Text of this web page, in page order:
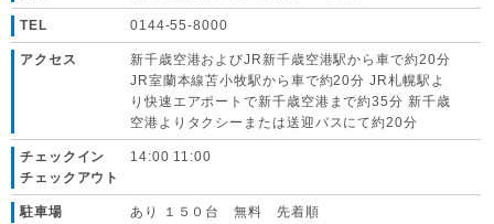
TEL 0144-55-8000
アクセス
新千歳空港およびJR新千歳空港駅から車で約20分
JR室蘭本線苫小牧駅から車で約20分 JR札幌駅よ
り快速エアポートで新千歳空港まで約35分 新千歳
空港よりタクシーまたは送迎バスにて約20分
チェックイン
チェックアウト
14:00 11:00
駐車場 あり １５０台 無料 先着順